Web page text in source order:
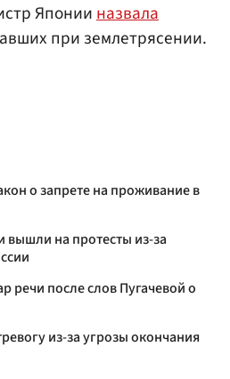
Японииназвала
при землетрясении.
о запрете на проживание в
на протесты из-за
речи после слов Пугачевой о
из-за угрозы окончания